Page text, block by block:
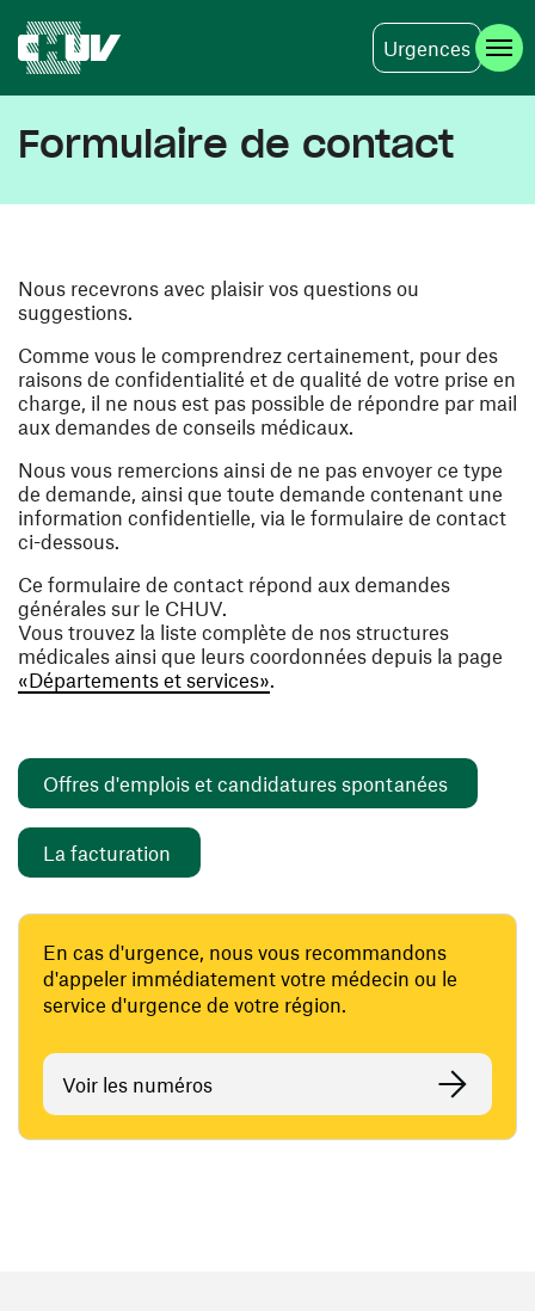
Urgences
Formulaire de contact
Nous recevrons avec plaisir vos questions ou
suggestions.
Comme vous le comprendrez certainement, pour des
raisons de confidentialité et de qualité de votre prise en
charge, il ne nous est pas possible de répondre par mail
aux demandes de conseils médicaux.
Nous vous remercions ainsi de ne pas envoyer ce type
de demande, ainsi que toute demande contenant une
information confidentielle, via le formulaire de contact
ci-dessous.
Ce formulaire de contact répond aux demandes
générales sur le CHUV.
Vous trouvez la liste complète de nos structures
médicales ainsi que leurs coordonnées depuis la page
«Départements et services».
Offres d'emplois et candidatures spontanées
La facturation
En cas d'urgence, nous vous recommandons
d'appeler immédiatement votre médecin ou le
service d'urgence de votre région.
Voir les numéros